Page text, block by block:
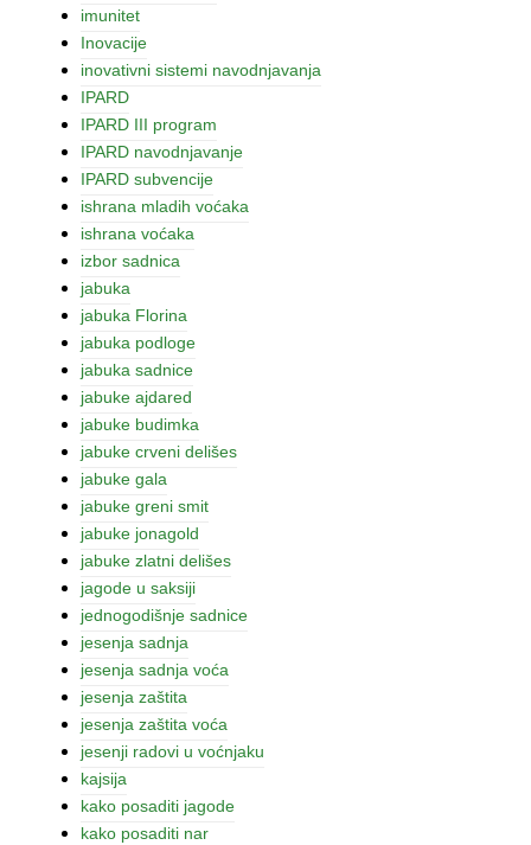
imunitet
Inovacije
inovativni sistemi navodnjavanja
IPARD
IPARD III program
IPARD navodnjavanje
IPARD subvencije
ishrana mladih voćaka
ishrana voćaka
izbor sadnica
jabuka
jabuka Florina
jabuka podloge
jabuka sadnice
jabuke ajdared
jabuke budimka
jabuke crveni delišes
jabuke gala
jabuke greni smit
jabuke jonagold
jabuke zlatni delišes
jagode u saksiji
jednogodišnje sadnice
jesenja sadnja
jesenja sadnja voća
jesenja zaštita
jesenja zaštita voća
jesenji radovi u voćnjaku
kajsija
kako posaditi jagode
kako posaditi nar